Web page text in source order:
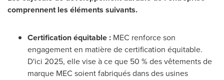
comprennent les éléments suivants.
Certification équitable : MEC renforce son
engagement en matière de certification équitable.
D'ici 2025, elle vise à ce que 50 % des vêtements de
marque MEC soient fabriqués dans des usines